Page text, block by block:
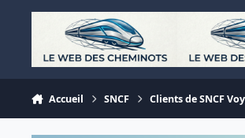
Aller au contenu
Accueil SNCF Clients de SNCF